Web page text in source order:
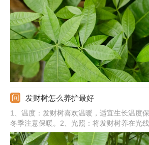
吉利的象征。
发财树怎么养护最好
1、温度：发财树喜欢温暖，适宜生长温度
冬季注意保暖。2、光照：将发财树养在光
光时搭遮阳网。3、水分：浇水坚持见干见
少浇水，保持土壤干燥。4、施肥：生长季